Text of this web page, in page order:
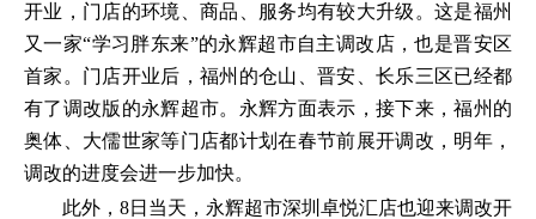
开业，门店的环境、商品、服务均有较大升级。这是福州
又一家“学习胖东来”的永辉超市自主调改店，也是晋安区
首家。门店开业后，福州的仓山、晋安、长乐三区已经都
有了调改版的永辉超市。永辉方面表示，接下来，福州的
奥体、大儒世家等门店都计划在春节前展开调改，明年，
调改的进度会进一步加快。
此外，8日当天，永辉超市深圳卓悦汇店也迎来调改开